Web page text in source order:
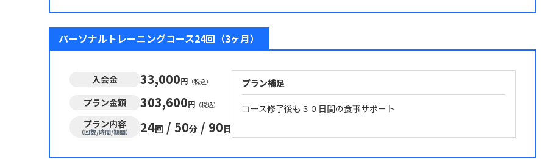
パーソナルトレーニングコース24回（3ヶ月）
入会金 33,000円 （税込）
プラン金額 303,600円 （税込）
プラン内容
（回数/時間/期間） 24回 / 50分 / 90日
プラン補足
コース修了後も３０日間の食事サポート